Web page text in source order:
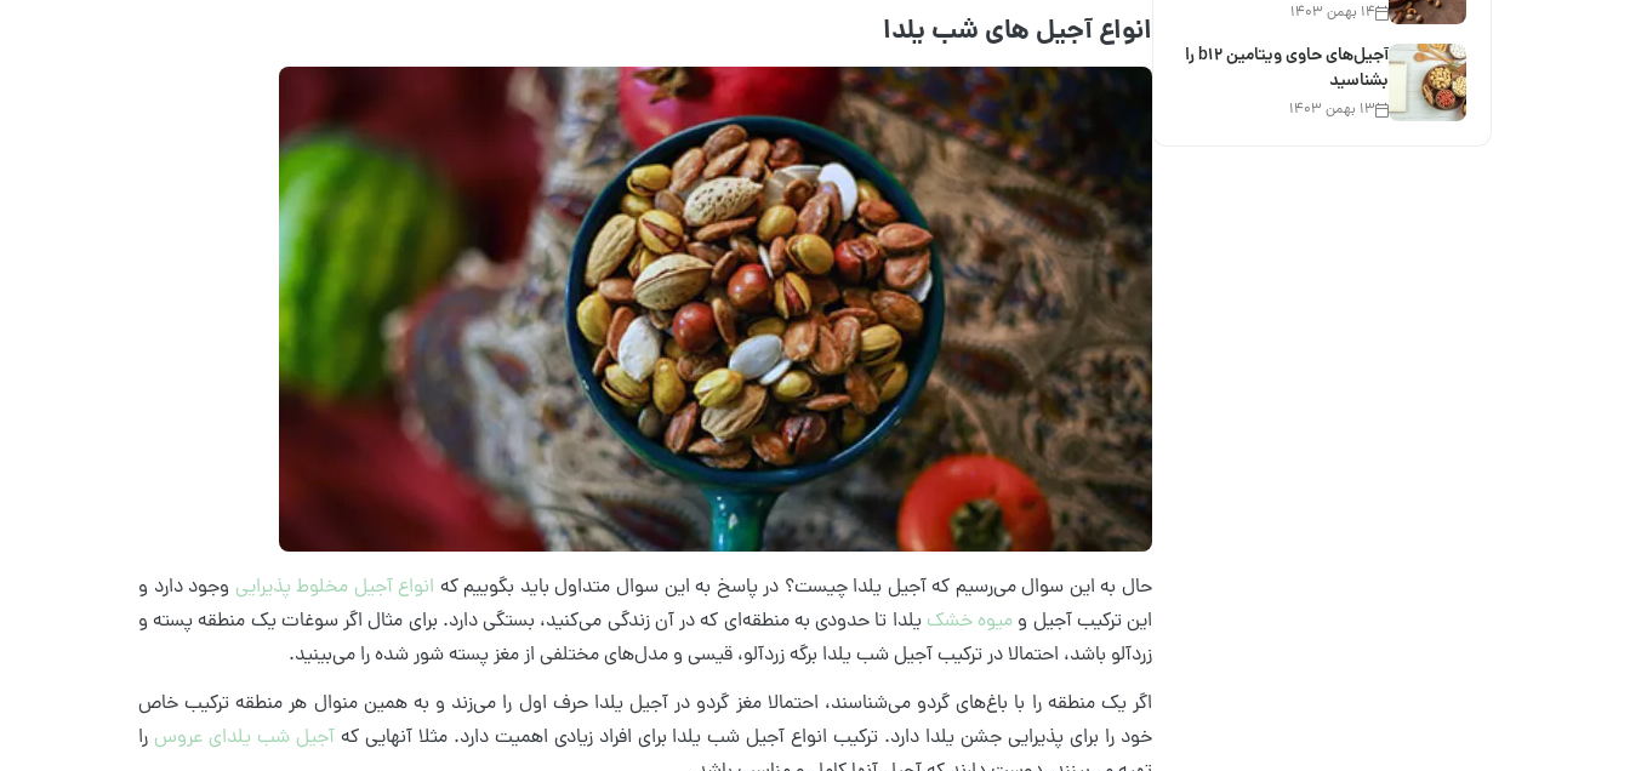
انواع آجیل های شب یلدا
حال به این سوال می‌رسیم که آجیل یلدا چیست؟ در پاسخ به این سوال متداول باید بگوییم که انواع آجیل مخلوط پذیرایی وجود دارد و
این ترکیب آجیل و میوه خشک یلدا تا حدودی به منطقه‌ای که در آن زندگی می‌کنید، بستگی دارد. برای مثال اگر سوغات یک منطقه پسته و
زردآلو باشد، احتمالا در ترکیب آجیل شب یلدا برگه زردآلو، قیسی و مدل‌های مختلفی از مغز پسته شور شده را می‌بینید.
اگر یک منطقه را با باغ‌های گردو می‌شناسند، احتمالا مغز گردو در آجیل یلدا حرف اول را می‌زند و به همین منوال هر منطقه ترکیب خاص
خود را برای پذیرایی جشن یلدا دارد. ترکیب انواع آجیل شب یلدا برای افراد زیادی اهمیت دارد. مثلا آنهایی کهآجیل شب یلدای عروس را
۱۴ بهمن ۱۴۰۳
آجیل‌های حاوی ویتامین b12 را
بشناسید
۱۳ بهمن ۱۴۰۳